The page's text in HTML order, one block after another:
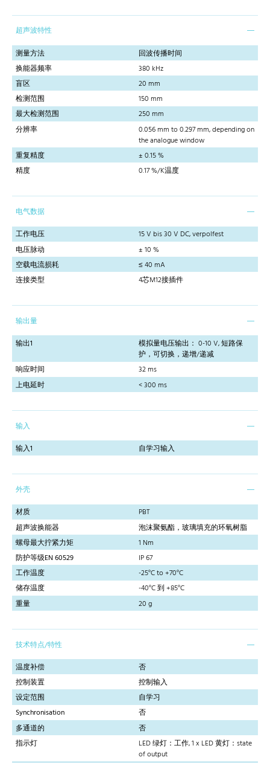
超声波特性
测量方法
回波传播时间
换能器频率
380 kHz
盲区
20 mm
检测范围
150 mm
最大检测范围
250 mm
分辨率
0.056 mm to 0.297 mm, depending on
the analogue window
重复精度
± 0.15 %
精度
0.17 %/K温度
电气数据
工作电压
15 V bis 30 V DC, verpolfest
电压脉动
± 10 %
空载电流损耗
≤ 40 mA
连接类型
4芯M12接插件
输出量
输出1
模拟量电压输出： 0-10 V, 短路保
护，可切换，递增/递减
响应时间
32 ms
上电延时
< 300 ms
输入
输入1
自学习输入
外壳
材质
PBT
超声波换能器
泡沫聚氨酯，玻璃填充的环氧树脂
螺母最大拧紧力矩
1 Nm
防护等级EN 60529
IP 67
工作温度
-25°C to +70°C
储存温度
-40°C 到 +85°C
重量
20 g
技术特点/特性
温度补偿
否
控制装置
控制输入
设定范围
自学习
Synchronisation
否
多通道的
否
指示灯
LED 绿灯：工作, 1 x LED 黄灯：state
of output